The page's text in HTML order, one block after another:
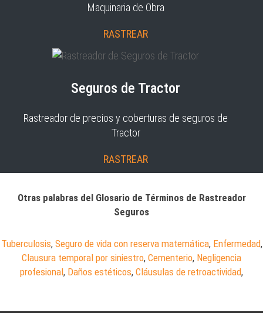
Maquinaria de Obra
RASTREAR
Seguros de Tractor
Rastreador de precios y coberturas de seguros de
Tractor
RASTREAR
Otras palabras del Glosario de Términos de Rastreador
Seguros
Tuberculosis, Seguro de vida con reserva matemática, Enfermedad,
Clausura temporal por siniestro, Cementerio, Negligencia
profesional, Daños estéticos, Cláusulas de retroactividad,